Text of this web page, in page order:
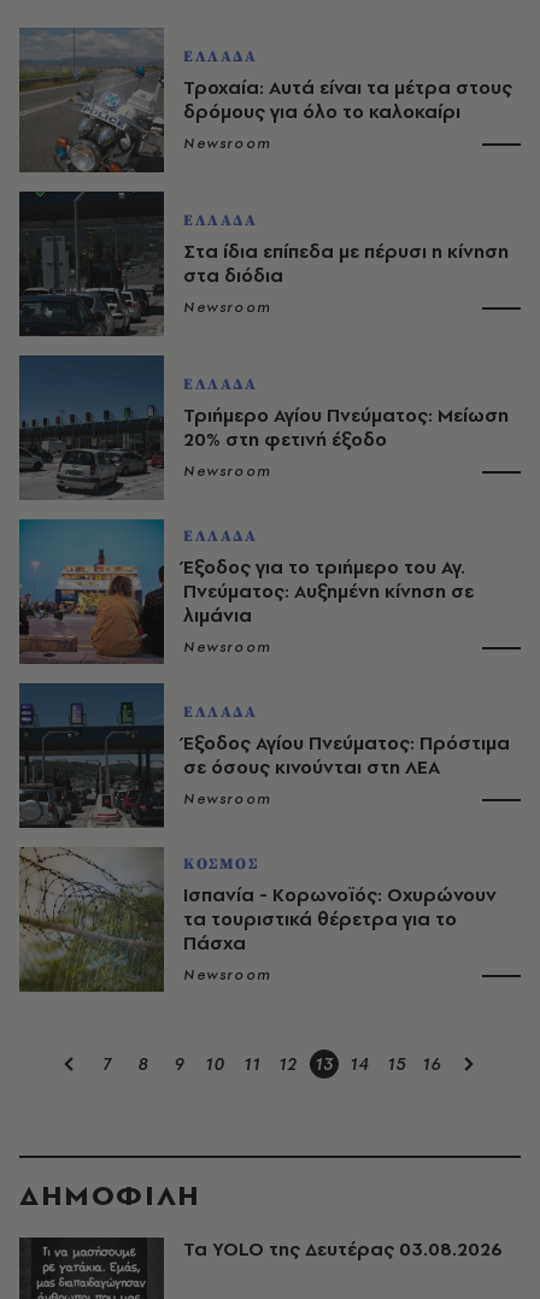
ΕΛΛΑΔΑ
Τροχαία: Αυτά είναι τα μέτρα στους
δρόμους για όλο το καλοκαίρι
Newsroom
ΕΛΛΑΔΑ
Στα ίδια επίπεδα με πέρυσι η κίνηση
στα διόδια
Newsroom
ΕΛΛΑΔΑ
Τριήμερο Αγίου Πνεύματος: Μείωση
20% στη φετινή έξοδο
Newsroom
ΕΛΛΑΔΑ
Έξοδος για το τριήμερο του Αγ.
Πνεύματος: Αυξημένη κίνηση σε
λιμάνια
Newsroom
ΕΛΛΑΔΑ
Έξοδος Αγίου Πνεύματος: Πρόστιμα
σε όσους κινούνται στη ΛΕΑ
Newsroom
ΚΟΣΜΟΣ
Ισπανία - Κορωνοϊός: Οχυρώνουν
τα τουριστικά θέρετρα για το
Πάσχα
Newsroom
7 8 9 10 11 12 13 14 15 16
ΔΗΜΟΦΙΛΗ
Τα YOLO της Δευτέρας 03.08.2026